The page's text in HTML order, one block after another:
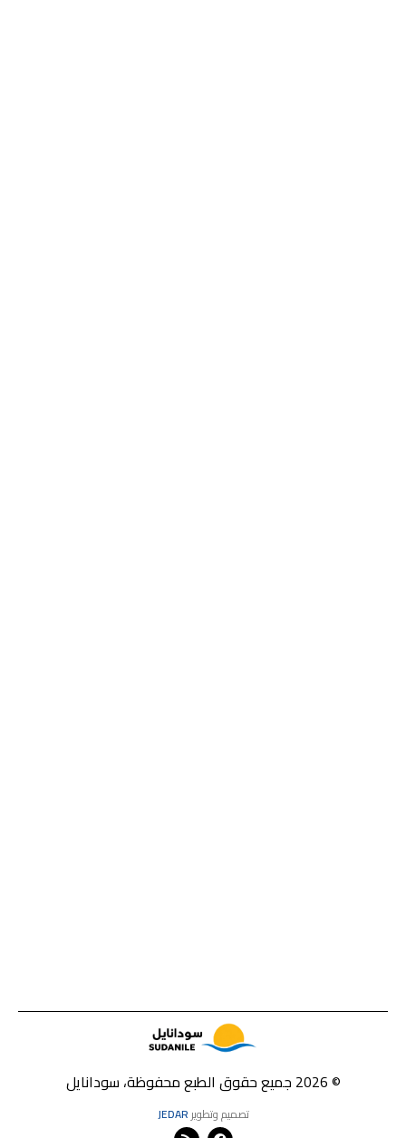
© 2026 جميع حقوق الطبع محفوظة، سودانايل
تصميم وتطوير JEDAR